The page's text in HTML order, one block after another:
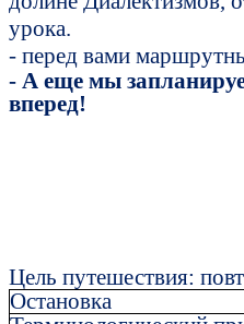
урока.
- перед вами
- А еще мы
вперед!
Цель путешествия:
Остановка